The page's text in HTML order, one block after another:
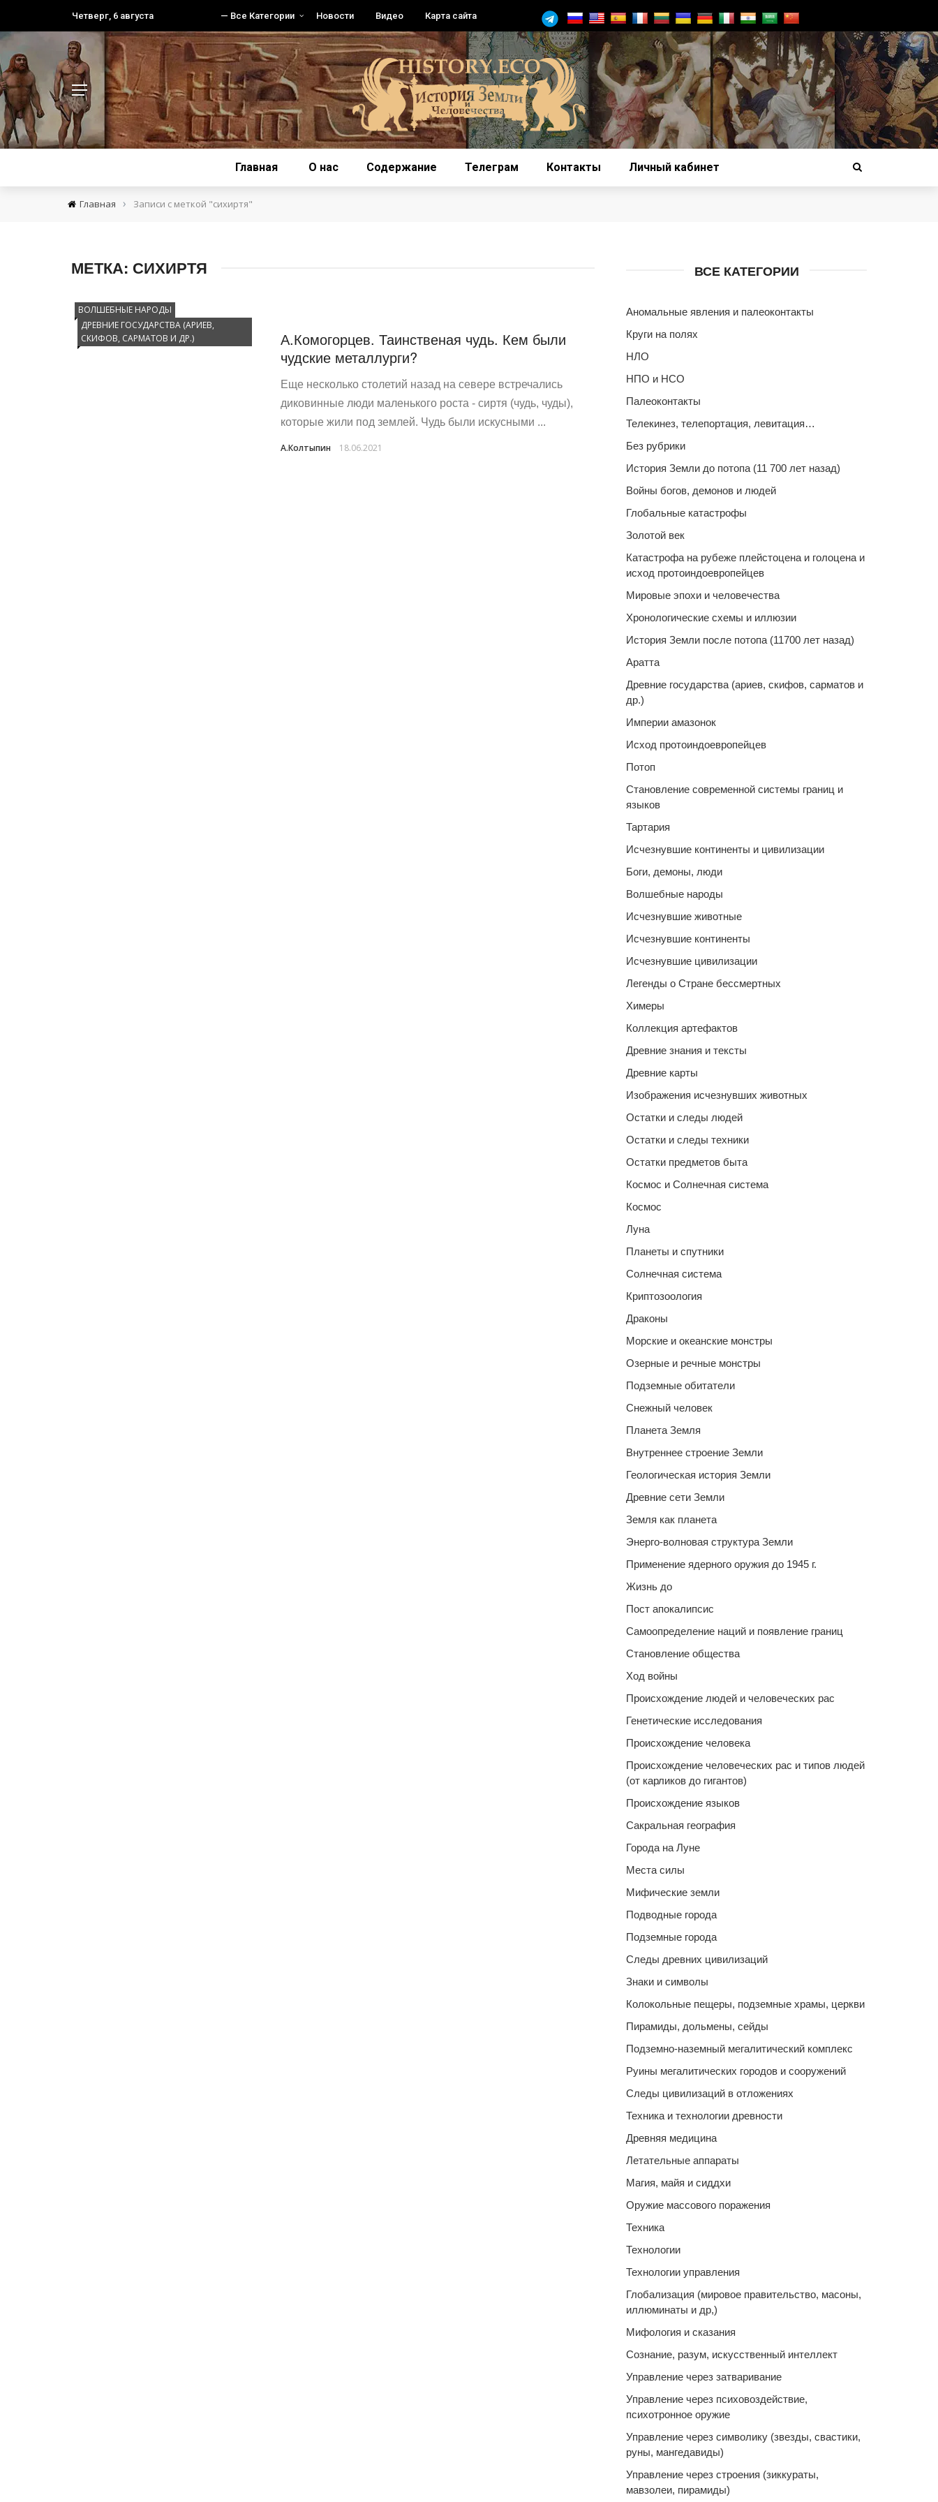
Четверг, 6 августа — Все Категории Новости Видео Карта сайта
Главная О нас Содержание Телеграм Контакты Личный кабинет
Главная › Записи с меткой "сихиртя"
МЕТКА: СИХИРТЯ
ВОЛШЕБНЫЕ НАРОДЫ
ДРЕВНИЕ ГОСУДАРСТВА (АРИЕВ,
СКИФОВ, САРМАТОВ И ДР.)
А.Комогорцев. Таинственая чудь. Кем были
чудские металлурги?
Еще несколько столетий назад на севере встречались
диковинные люди маленького роста - сиртя (чудь, чуды),
которые жили под землей. Чудь были искусными ...
А.Колтыпин 18.06.2021
ВСЕ КАТЕГОРИИ
Аномальные явления и палеоконтакты
Круги на полях
НЛО
НПО и НСО
Палеоконтакты
Телекинез, телепортация, левитация…
Без рубрики
История Земли до потопа (11 700 лет назад)
Войны богов, демонов и людей
Глобальные катастрофы
Золотой век
Катастрофа на рубеже плейстоцена и голоцена и
исход протоиндоевропейцев
Мировые эпохи и человечества
Хронологические схемы и иллюзии
История Земли после потопа (11700 лет назад)
Аратта
Древние государства (ариев, скифов, сарматов и
др.)
Империи амазонок
Исход протоиндоевропейцев
Потоп
Становление современной системы границ и
языков
Тартария
Исчезнувшие континенты и цивилизации
Боги, демоны, люди
Волшебные народы
Исчезнувшие животные
Исчезнувшие континенты
Исчезнувшие цивилизации
Легенды о Стране бессмертных
Химеры
Коллекция артефактов
Древние знания и тексты
Древние карты
Изображения исчезнувших животных
Остатки и следы людей
Остатки и следы техники
Остатки предметов быта
Космос и Солнечная система
Космос
Луна
Планеты и спутники
Солнечная система
Криптозоология
Драконы
Морские и океанские монстры
Озерные и речные монстры
Подземные обитатели
Снежный человек
Планета Земля
Внутреннее строение Земли
Геологическая история Земли
Древние сети Земли
Земля как планета
Энерго-волновая структура Земли
Применение ядерного оружия до 1945 г.
Жизнь до
Пост апокалипсис
Самоопределение наций и появление границ
Становление общества
Ход войны
Происхождение людей и человеческих рас
Генетические исследования
Происхождение человека
Происхождение человеческих рас и типов людей
(от карликов до гигантов)
Происхождение языков
Сакральная география
Города на Луне
Места силы
Мифические земли
Подводные города
Подземные города
Следы древних цивилизаций
Знаки и символы
Колокольные пещеры, подземные храмы, церкви
Пирамиды, дольмены, сейды
Подземно-наземный мегалитический комплекс
Руины мегалитических городов и сооружений
Следы цивилизаций в отложениях
Техника и технологии древности
Древняя медицина
Летательные аппараты
Магия, майя и сиддхи
Оружие массового поражения
Техника
Технологии
Технологии управления
Глобализация (мировое правительство, масоны,
иллюминаты и др,)
Мифология и сказания
Сознание, разум, искусственный интеллект
Управление через затваривание
Управление через психовоздействие,
психотронное оружие
Управление через символику (звезды, свастики,
руны, мангедавиды)
Управление через строения (зиккураты,
мавзолеи, пирамиды)